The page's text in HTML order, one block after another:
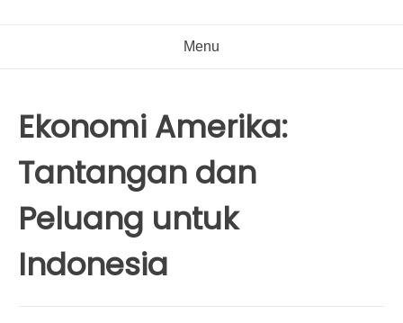
Menu
Ekonomi Amerika:
Tantangan dan
Peluang untuk
Indonesia